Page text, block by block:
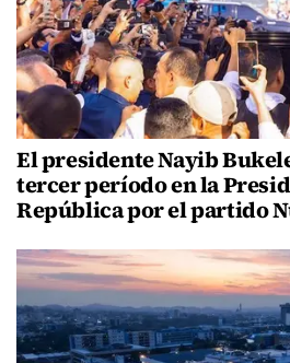
El presidente Nayib
tercer período en la
República por el partido